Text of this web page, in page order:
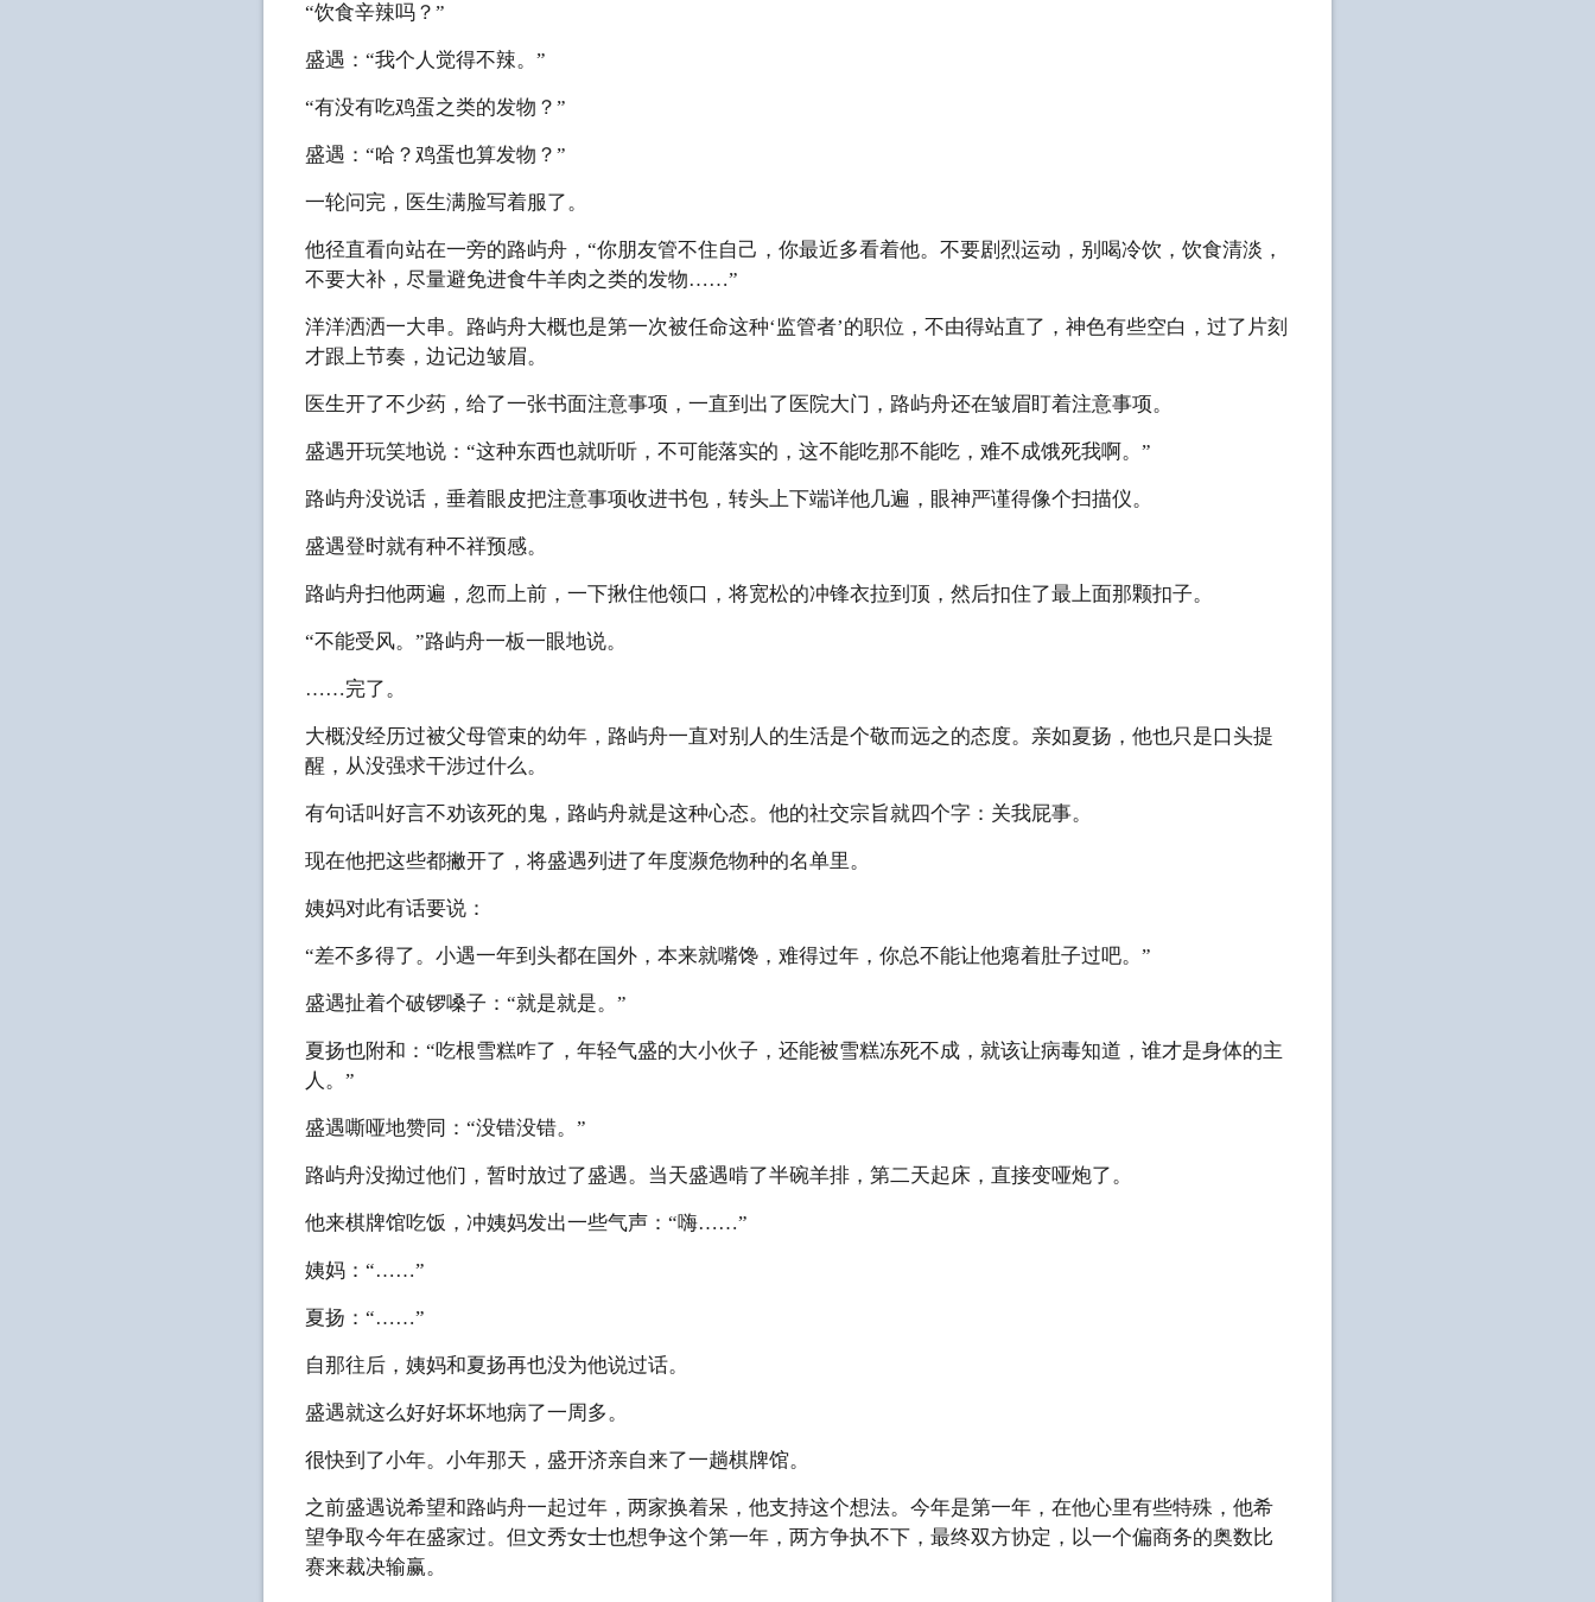
“饮食辛辣吗？”
盛遇：“我个人觉得不辣。”
“有没有吃鸡蛋之类的发物？”
盛遇：“哈？鸡蛋也算发物？”
一轮问完，医生满脸写着服了。
他径直看向站在一旁的路屿舟，“你朋友管不住自己，你最近多看着他。不要剧烈运动，别喝冷饮，饮食清淡，
不要大补，尽量避免进食牛羊肉之类的发物……”
洋洋洒洒一大串。路屿舟大概也是第一次被任命这种‘监管者’的职位，不由得站直了，神色有些空白，过了片刻
才跟上节奏，边记边皱眉。
医生开了不少药，给了一张书面注意事项，一直到出了医院大门，路屿舟还在皱眉盯着注意事项。
盛遇开玩笑地说：“这种东西也就听听，不可能落实的，这不能吃那不能吃，难不成饿死我啊。”
路屿舟没说话，垂着眼皮把注意事项收进书包，转头上下端详他几遍，眼神严谨得像个扫描仪。
盛遇登时就有种不祥预感。
路屿舟扫他两遍，忽而上前，一下揪住他领口，将宽松的冲锋衣拉到顶，然后扣住了最上面那颗扣子。
“不能受风。”路屿舟一板一眼地说。
……完了。
大概没经历过被父母管束的幼年，路屿舟一直对别人的生活是个敬而远之的态度。亲如夏扬，他也只是口头提
醒，从没强求干涉过什么。
有句话叫好言不劝该死的鬼，路屿舟就是这种心态。他的社交宗旨就四个字：关我屁事。
现在他把这些都撇开了，将盛遇列进了年度濒危物种的名单里。
姨妈对此有话要说：
“差不多得了。小遇一年到头都在国外，本来就嘴馋，难得过年，你总不能让他瘪着肚子过吧。”
盛遇扯着个破锣嗓子：“就是就是。”
夏扬也附和：“吃根雪糕咋了，年轻气盛的大小伙子，还能被雪糕冻死不成，就该让病毒知道，谁才是身体的主
人。”
盛遇嘶哑地赞同：“没错没错。”
路屿舟没拗过他们，暂时放过了盛遇。当天盛遇啃了半碗羊排，第二天起床，直接变哑炮了。
他来棋牌馆吃饭，冲姨妈发出一些气声：“嗨……”
姨妈：“……”
夏扬：“……”
自那往后，姨妈和夏扬再也没为他说过话。
盛遇就这么好好坏坏地病了一周多。
很快到了小年。小年那天，盛开济亲自来了一趟棋牌馆。
之前盛遇说希望和路屿舟一起过年，两家换着呆，他支持这个想法。今年是第一年，在他心里有些特殊，他希
望争取今年在盛家过。但文秀女士也想争这个第一年，两方争执不下，最终双方协定，以一个偏商务的奥数比
赛来裁决输赢。